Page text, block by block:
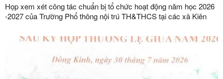
Họp xem xét công tác chuẩn bị tổ chức hoạt động năm học 2026
-2027 của Trường Phổ thông nội trú TH&THCS tại các xã Kiên